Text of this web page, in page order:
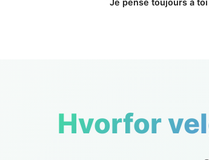
Je pense toujours à toi
Hvorfor